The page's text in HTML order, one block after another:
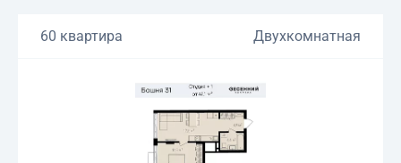
60 квартира Двухкомнатная